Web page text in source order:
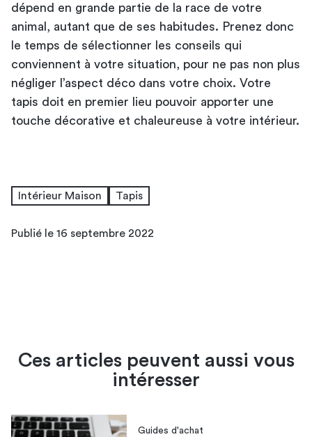
dépend en grande partie de la race de votre
animal, autant que de ses habitudes. Prenez donc
le temps de sélectionner les conseils qui
conviennent à votre situation, pour ne pas non plus
négliger l’aspect déco dans votre choix. Votre
tapis doit en premier lieu pouvoir apporter une
touche décorative et chaleureuse à votre intérieur.
Intérieur Maison Tapis
Publié le 16 septembre 2022
Ces articles peuvent aussi vous
intéresser
Guides d'achat